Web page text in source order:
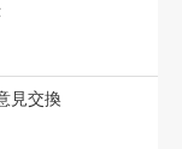
見交換